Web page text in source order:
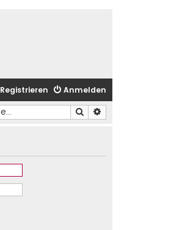
Anmelden
Registrieren
Suche